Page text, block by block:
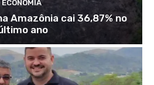
ECONOMIA
Amazônia cai 36,87% no
ano